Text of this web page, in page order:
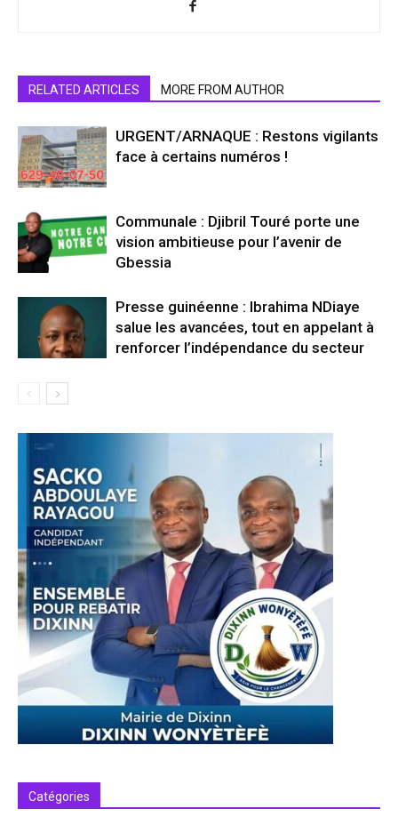
RELATED ARTICLES MORE FROM AUTHOR
URGENT/ARNAQUE : Restons vigilants
face à certains numéros !
Communale : Djibril Touré porte une
vision ambitieuse pour l’avenir de
Gbessia
Presse guinéenne : Ibrahima NDiaye
salue les avancées, tout en appelant à
renforcer l’indépendance du secteur
Catégories